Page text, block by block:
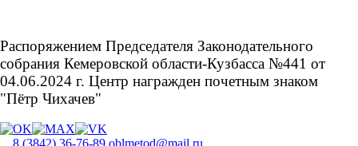
Распоряжением Председателя Законодательного
собрания Кемеровской области-Кузбасса №441 от
04.06.2024 г. Центр награжден почетным знаком
"Пётр Чихачев"